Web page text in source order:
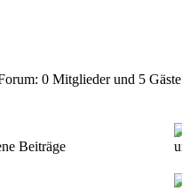
0 Mitglieder und 5 Gäste
Beiträge